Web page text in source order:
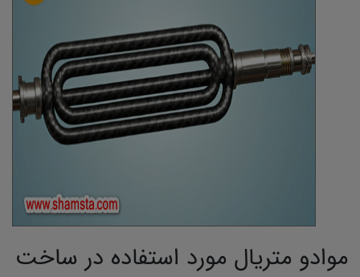
موادو متریال مورد استفاده در ساخت